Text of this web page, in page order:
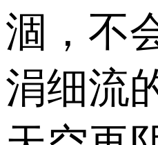
涸，不
涓细流